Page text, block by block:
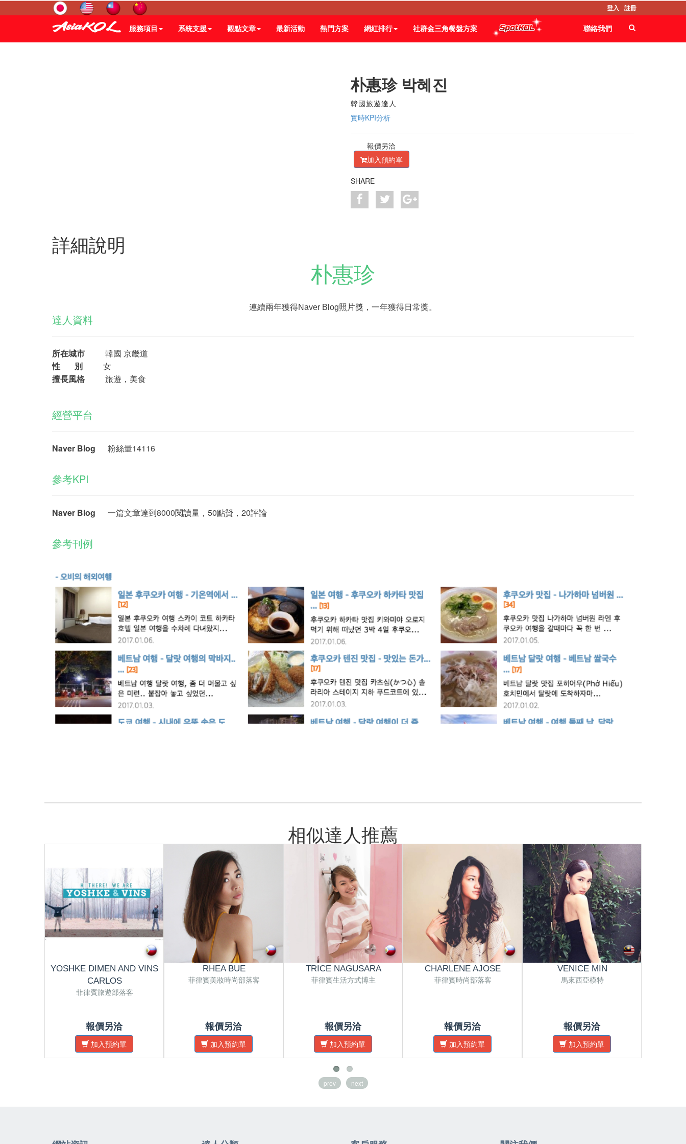
登入 註冊
服務項目 系統支援 觀點文章 最新活動 熱門方案 網紅排行 社群金三角餐盤方案 聯絡我們
朴惠珍 박혜진
韓國旅遊達人
實時KPI分析
報價另洽
加入預約單
SHARE
詳細說明
朴惠珍
連續兩年獲得Naver Blog照片獎，一年獲得日常獎。
達人資料
所在城市 韓國 京畿道
性 別 女
擅長風格 旅遊，美食
經營平台
Naver Blog 粉絲量14116
參考KPI
Naver Blog 一篇文章達到8000閱讀量，50點贊，20評論
參考刊例
相似達人推薦
YOSHKE DIMEN AND VINS
CARLOS
菲律賓旅遊部落客
報價另洽
加入預約單
RHEA BUE
菲律賓美妝時尚部落客
報價另洽
加入預約單
TRICE NAGUSARA
菲律賓生活方式博主
報價另洽
加入預約單
CHARLENE AJOSE
菲律賓時尚部落客
報價另洽
加入預約單
VENICE MIN
馬來西亞模特
報價另洽
加入預約單
prev next